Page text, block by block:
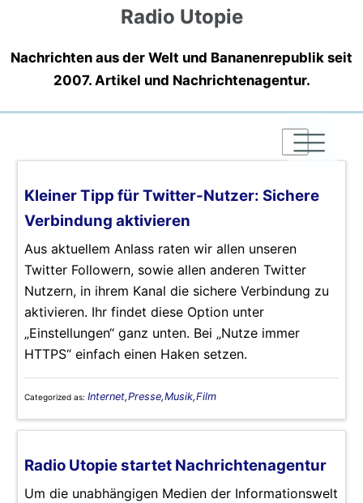
Radio Utopie
Nachrichten aus der Welt und Bananenrepublik seit
2007. Artikel und Nachrichtenagentur.
|
|
|
Kleiner Tipp für Twitter-Nutzer: Sichere
Verbindung aktivieren
Aus aktuellem Anlass raten wir allen unseren
Twitter Followern, sowie allen anderen Twitter
Nutzern, in ihrem Kanal die sichere Verbindung zu
aktivieren. Ihr findet diese Option unter
„Einstellungen“ ganz unten. Bei „Nutze immer
HTTPS“ einfach einen Haken setzen.
Categorized as: Internet,Presse,Musik,Film
Radio Utopie startet Nachrichtenagentur
Um die unabhängigen Medien der Informationswelt